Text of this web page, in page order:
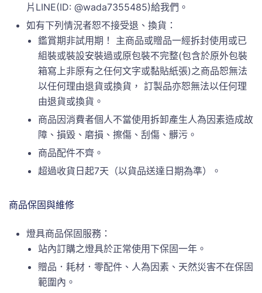
片LINE(ID: @wada7355485)給我們。
如有下列情況者恕不接受退、換貨：
鑑賞期非試用期！ 主商品或贈品一經拆封使用或已
組裝或裝設安裝過或原包裝不完整(包含於原外包裝
箱寫上非原有之任何文字或黏貼紙張)之商品恕無法
以任何理由退貨或換貨， 訂製品亦恕無法以任何理
由退貨或換貨。
商品因消費者個人不當使用拆卸產生人為因素造成故
障、損毀、磨損、擦傷、刮傷、髒污。
商品配件不齊。
超過收貨日起7天（以貨品送達日期為準）。
商品保固與維修
燈具商品保固服務：
站內訂購之燈具於正常使用下保固一年。
贈品．耗材．零配件、人為因素、天然災害不在保固
範圍內。